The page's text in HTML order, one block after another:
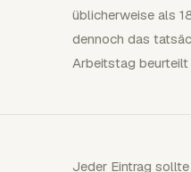
üblicherweise als
dennoch das
Arbeitstag beurteilt
Jeder Eintrag